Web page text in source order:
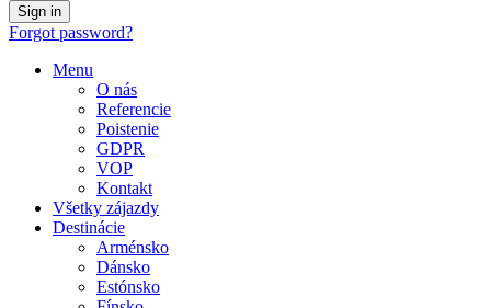
Forgot password?
Menu
O nás
Referencie
Poistenie
GDPR
VOP
Kontakt
Všetky zájazdy
Destinácie
Arménsko
Dánsko
Estónsko